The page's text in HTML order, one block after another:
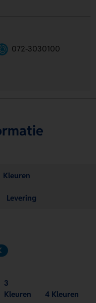
072-3030100
Kleuren
Levering
3
Kleuren
4 Kleuren